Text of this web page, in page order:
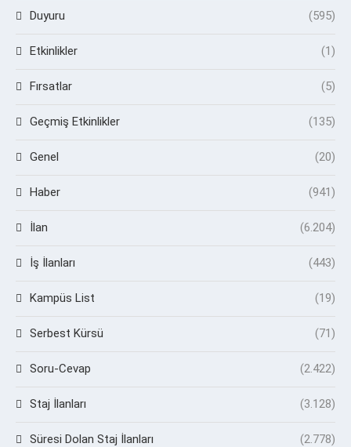
Duyuru (595)
Etkinlikler (1)
Fırsatlar (5)
Geçmiş Etkinlikler (135)
Genel (20)
Haber (941)
İlan (6.204)
İş İlanları (443)
Kampüs List (19)
Serbest Kürsü (71)
Soru-Cevap (2.422)
Staj İlanları (3.128)
Süresi Dolan Staj İlanları (2.778)